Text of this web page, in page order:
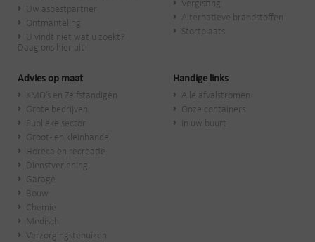
Uw asbestpartner
Ontmanteling
U vindt niet wat u zoekt?
Daag ons hier uit!
Vergisting
Alternatieve brandstoffen
Stortplaats
Advies op maat
KMO’s en Zelfstandigen
Grote bedrijven
Publieke sector
Groot- en kleinhandel
Horeca en recreatie
Dienstverlening
Garage
Bouw
Chemie
Medisch
Verzorgingstehuizen
Handige links
Alle afvalstromen
Onze containers
In uw buurt